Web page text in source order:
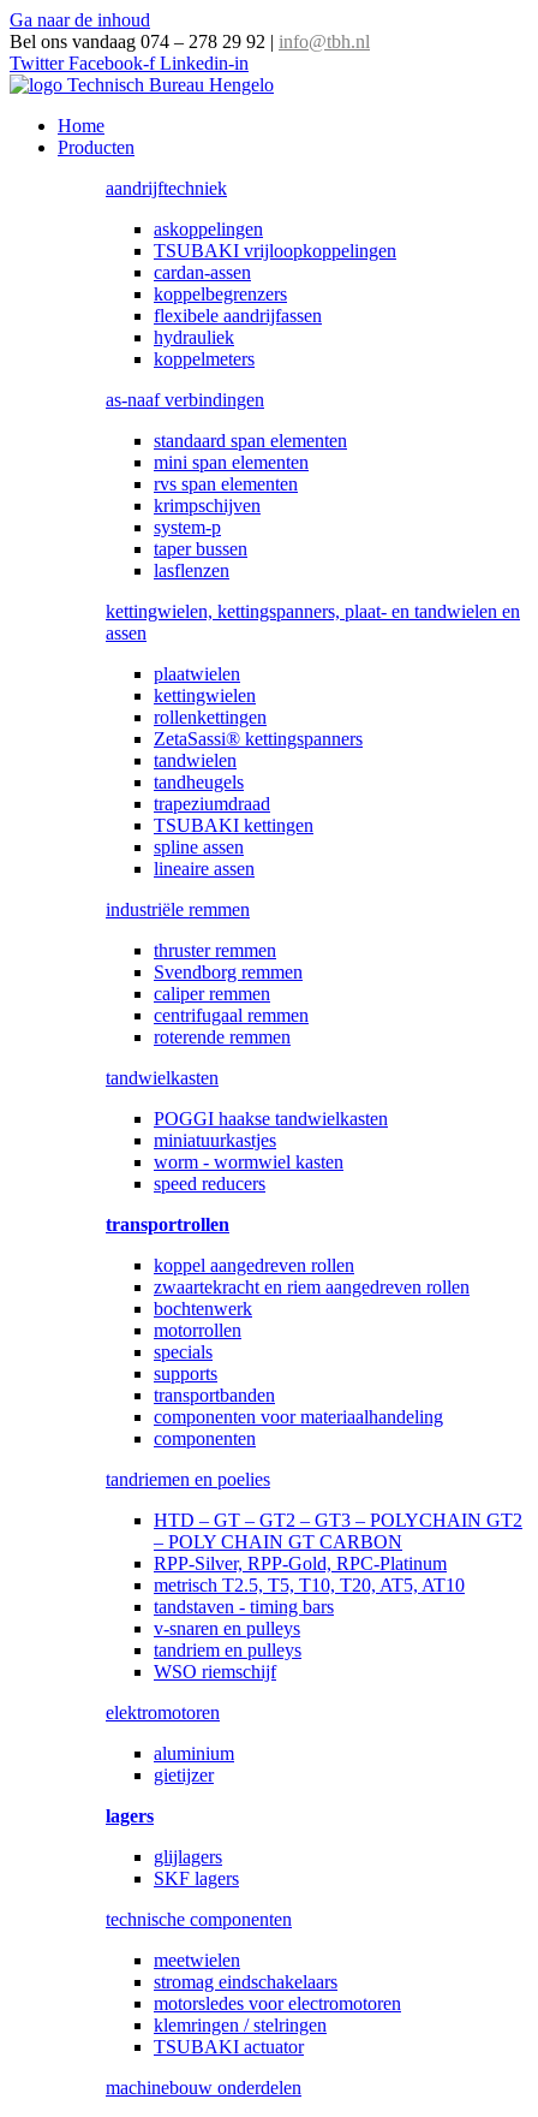
Ga naar de inhoud
Bel ons vandaag 074 – 278 29 92 | info@tbh.nl
Twitter Facebook-f Linkedin-in
Home
Producten
aandrijftechniek
askoppelingen
TSUBAKI vrijloopkoppelingen
cardan-assen
koppelbegrenzers
flexibele aandrijfassen
hydrauliek
koppelmeters
as-naaf verbindingen
standaard span elementen
mini span elementen
rvs span elementen
krimpschijven
system-p
taper bussen
lasflenzen
kettingwielen, kettingspanners, plaat- en tandwielen en
assen
plaatwielen
kettingwielen
rollenkettingen
ZetaSassi® kettingspanners
tandwielen
tandheugels
trapeziumdraad
TSUBAKI kettingen
spline assen
lineaire assen
industriële remmen
thruster remmen
Svendborg remmen
caliper remmen
centrifugaal remmen
roterende remmen
tandwielkasten
POGGI haakse tandwielkasten
miniatuurkastjes
worm - wormwiel kasten
speed reducers
transportrollen
koppel aangedreven rollen
zwaartekracht en riem aangedreven rollen
bochtenwerk
motorrollen
specials
supports
transportbanden
componenten voor materiaalhandeling
componenten
tandriemen en poelies
HTD – GT – GT2 – GT3 – POLYCHAIN GT2
– POLY CHAIN GT CARBON
RPP-Silver, RPP-Gold, RPC-Platinum
metrisch T2.5, T5, T10, T20, AT5, AT10
tandstaven - timing bars
v-snaren en pulleys
tandriem en pulleys
WSO riemschijf
elektromotoren
aluminium
gietijzer
lagers
glijlagers
SKF lagers
technische componenten
meetwielen
stromag eindschakelaars
motorsledes voor electromotoren
klemringen / stelringen
TSUBAKI actuator
machinebouw onderdelen